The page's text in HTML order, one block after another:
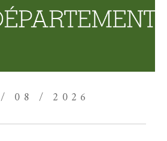
08 / 2026